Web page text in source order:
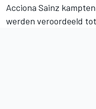
Acciona Sainz
werden veroordeeld